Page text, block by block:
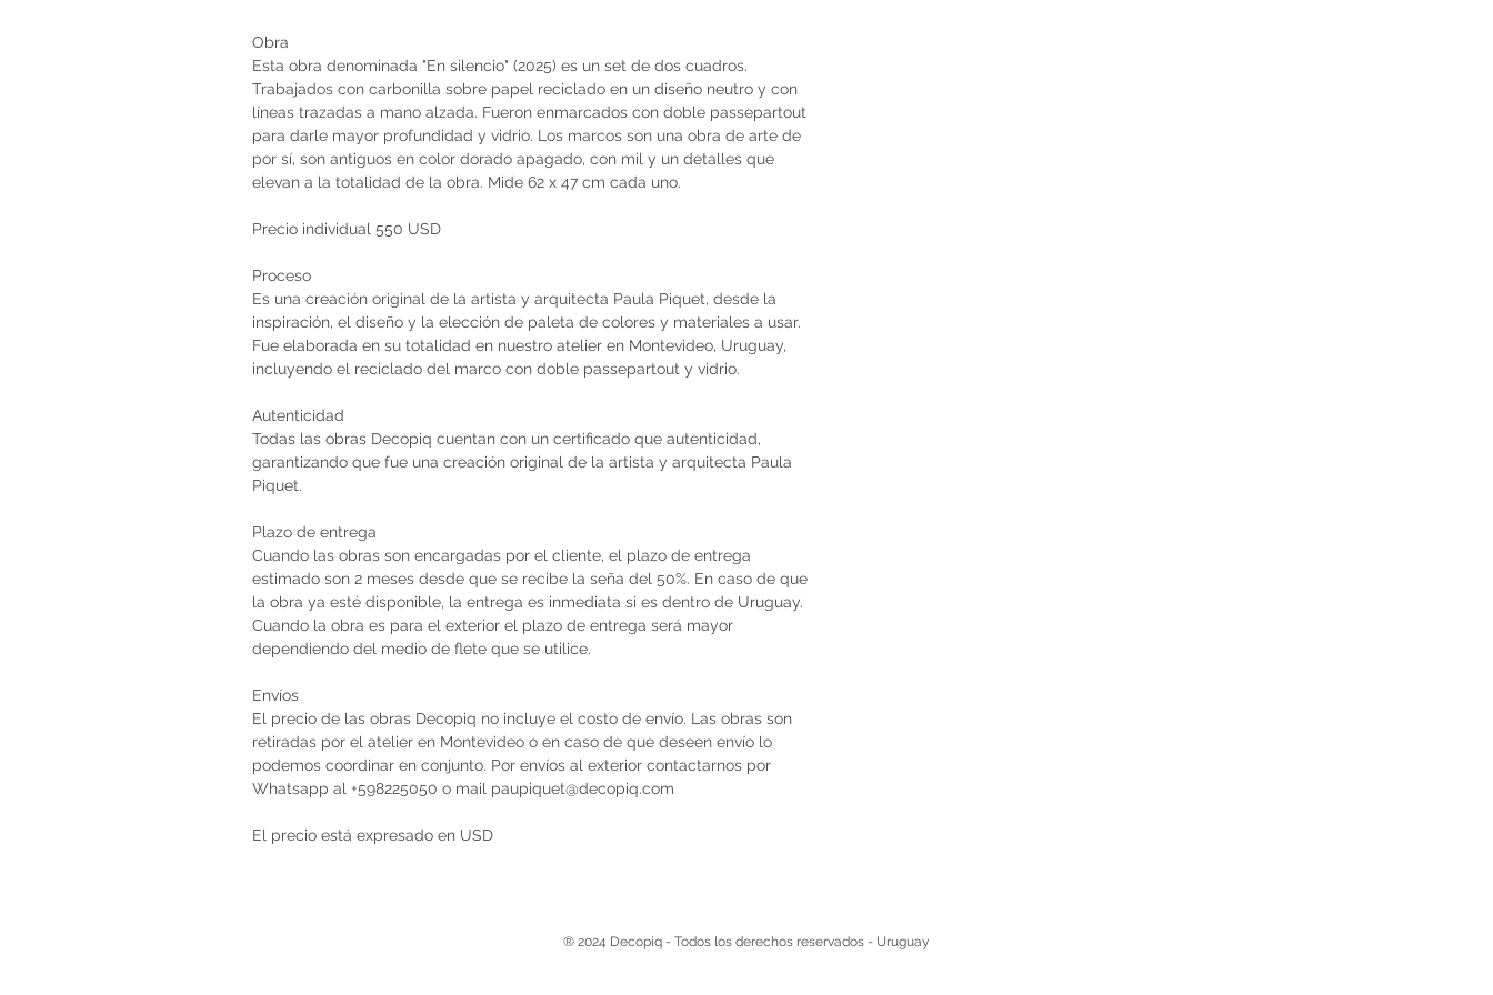
Obra
Esta obra denominada "En silencio" (2025) es un set de dos cuadros.
Trabajados con carbonilla sobre papel reciclado en un diseño neutro y con
líneas trazadas a mano alzada. Fueron enmarcados con doble passepartout
para darle mayor profundidad y vidrio. Los marcos son una obra de arte de
por sí, son antiguos en color dorado apagado, con mil y un detalles que
elevan a la totalidad de la obra. Mide 62 x 47 cm cada uno.
Precio individual 550 USD
Proceso
Es una creación original de la artista y arquitecta Paula Piquet, desde la
inspiración, el diseño y la elección de paleta de colores y materiales a usar.
Fue elaborada en su totalidad en nuestro atelier en Montevideo, Uruguay,
incluyendo el reciclado del marco con doble passepartout y vidrio.
Autenticidad
Todas las obras Decopiq cuentan con un certificado que autenticidad,
garantizando que fue una creación original de la artista y arquitecta Paula
Piquet.
Plazo de entrega
Cuando las obras son encargadas por el cliente, el plazo de entrega
estimado son 2 meses desde que se recibe la seña del 50%. En caso de que
la obra ya esté disponible, la entrega es inmediata si es dentro de Uruguay.
Cuando la obra es para el exterior el plazo de entrega será mayor
dependiendo del medio de flete que se utilice.
Envíos
El precio de las obras Decopiq no incluye el costo de envío. Las obras son
retiradas por el atelier en Montevideo o en caso de que deseen envío lo
podemos coordinar en conjunto. Por envíos al exterior contactarnos por
Whatsapp al +598225050 o mail paupiquet@decopiq.com
El precio está expresado en USD
® 2024 Decopiq - Todos los derechos reservados - Uruguay